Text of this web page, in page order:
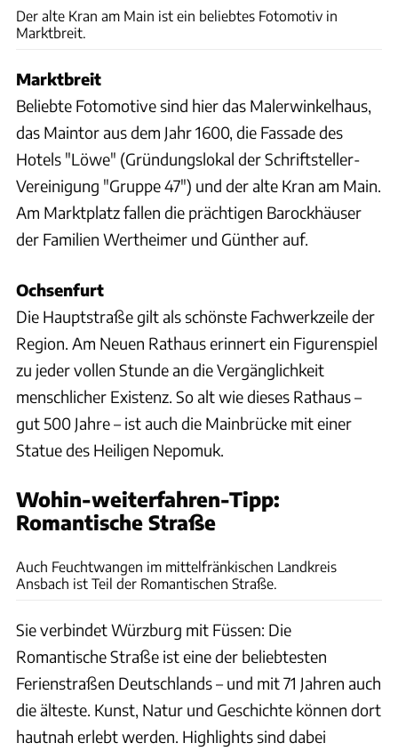
Der alte Kran am Main ist ein beliebtes Fotomotiv in
Marktbreit.
Marktbreit
Beliebte Fotomotive sind hier das Malerwinkelhaus,
das Maintor aus dem Jahr 1600, die Fassade des
Hotels "Löwe" (Gründungslokal der Schriftsteller-
Vereinigung "Gruppe 47") und der alte Kran am Main.
Am Marktplatz fallen die prächtigen Barockhäuser
der Familien Wertheimer und Günther auf.
Ochsenfurt
Die Hauptstraße gilt als schönste Fachwerkzeile der
Region. Am Neuen Rathaus erinnert ein Figurenspiel
zu jeder vollen Stunde an die Vergänglichkeit
menschlicher Existenz. So alt wie dieses Rathaus –
gut 500 Jahre – ist auch die Mainbrücke mit einer
Statue des Heiligen Nepomuk.
Wohin-weiterfahren-Tipp:
Romantische StraßeRomantische Straße Touristik-Arbeitsgemeinschaft GbR
Auch Feuchtwangen im mittelfränkischen Landkreis
Ansbach ist Teil der Romantischen Straße.
Sie verbindet Würzburg mit Füssen: Die
Romantische Straße ist eine der beliebtesten
Ferienstraßen Deutschlands – und mit 71 Jahren auch
die älteste. Kunst, Natur und Geschichte können dort
hautnah erlebt werden. Highlights sind dabei